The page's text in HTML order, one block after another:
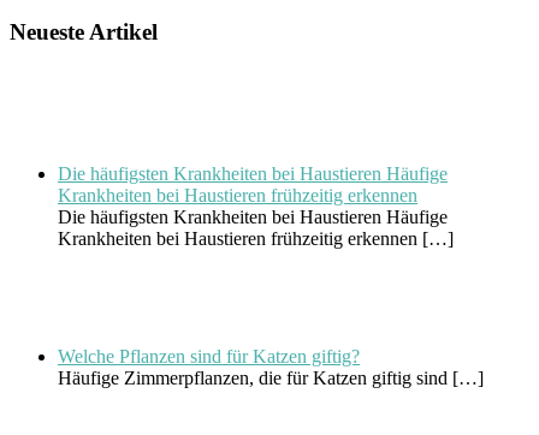
Neueste Artikel
Die häufigsten Krankheiten bei Haustieren Häufige
Krankheiten bei Haustieren frühzeitig erkennen
Die häufigsten Krankheiten bei Haustieren Häufige
Krankheiten bei Haustieren frühzeitig erkennen […]
Welche Pflanzen sind für Katzen giftig?
Häufige Zimmerpflanzen, die für Katzen giftig sind […]